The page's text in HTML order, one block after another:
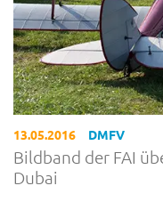
13.05.2016 DMFV
Bildband der FAI
Dubai